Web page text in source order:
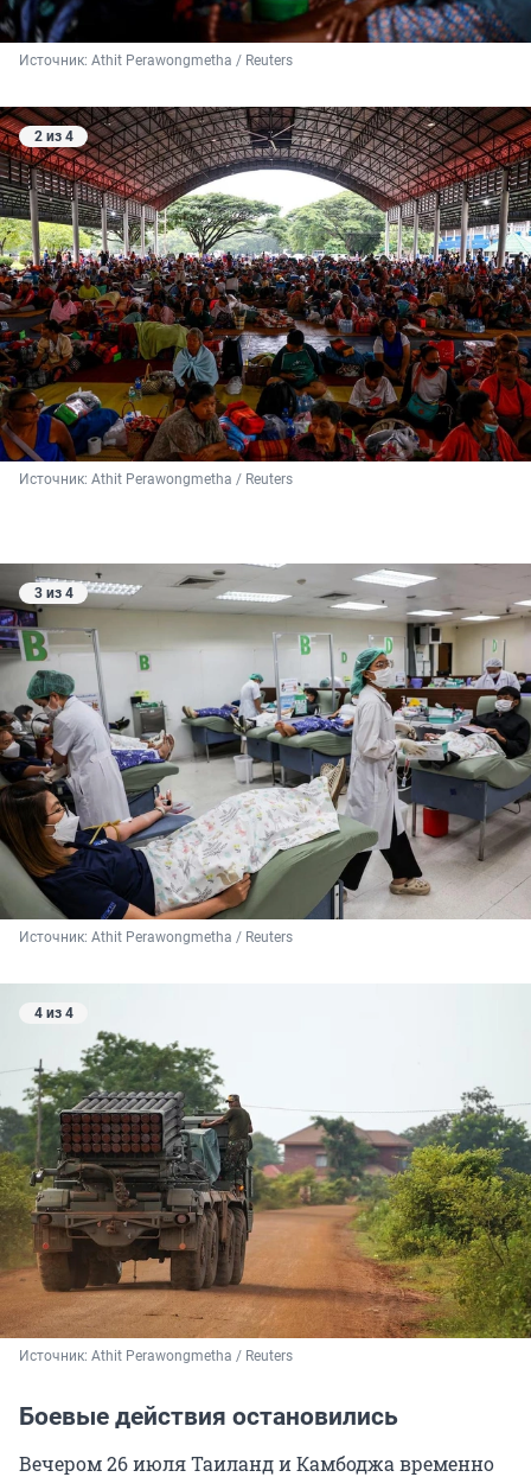
Источник: Athit Perawongmetha / Reuters
2 из 4
Источник: Athit Perawongmetha / Reuters
3 из 4
Источник: Athit Perawongmetha / Reuters
4 из 4
Источник: Athit Perawongmetha / Reuters
Боевые действия остановились
Вечером 26 июля Таиланд и Камбоджа временно